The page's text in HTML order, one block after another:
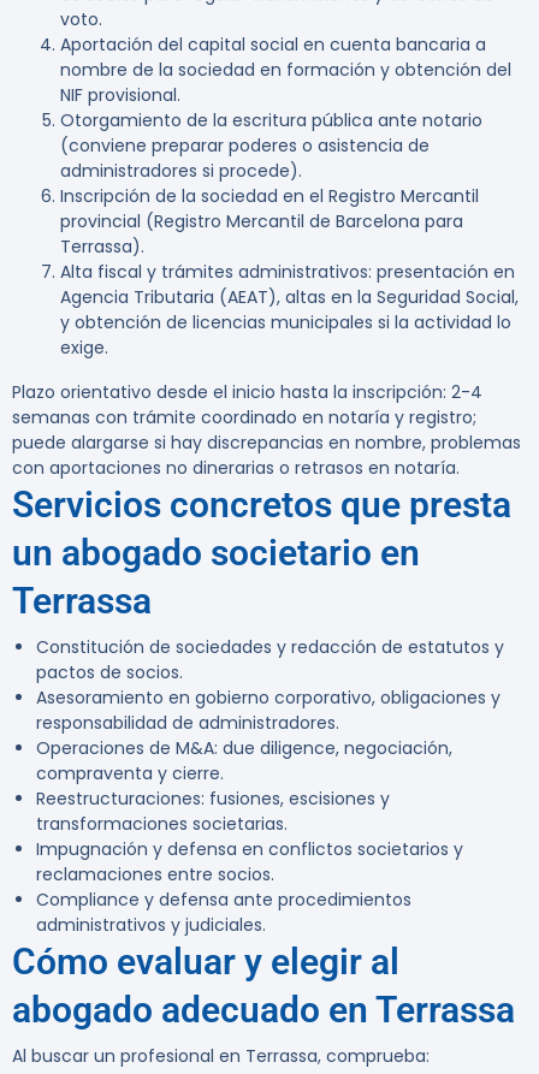
voto.
Aportación del capital social en cuenta bancaria a
nombre de la sociedad en formación y obtención del
NIF provisional.
Otorgamiento de la escritura pública ante notario
(conviene preparar poderes o asistencia de
administradores si procede).
Inscripción de la sociedad en el Registro Mercantil
provincial (Registro Mercantil de Barcelona para
Terrassa).
Alta fiscal y trámites administrativos: presentación en
Agencia Tributaria (AEAT), altas en la Seguridad Social,
y obtención de licencias municipales si la actividad lo
exige.
Plazo orientativo desde el inicio hasta la inscripción: 2-4
semanas con trámite coordinado en notaría y registro;
puede alargarse si hay discrepancias en nombre, problemas
con aportaciones no dinerarias o retrasos en notaría.
Servicios concretos que presta
un abogado societario en
Terrassa
Constitución de sociedades y redacción de estatutos y
pactos de socios.
Asesoramiento en gobierno corporativo, obligaciones y
responsabilidad de administradores.
Operaciones de M&A: due diligence, negociación,
compraventa y cierre.
Reestructuraciones: fusiones, escisiones y
transformaciones societarias.
Impugnación y defensa en conflictos societarios y
reclamaciones entre socios.
Compliance y defensa ante procedimientos
administrativos y judiciales.
Cómo evaluar y elegir al
abogado adecuado en Terrassa
Al buscar un profesional en Terrassa, comprueba: